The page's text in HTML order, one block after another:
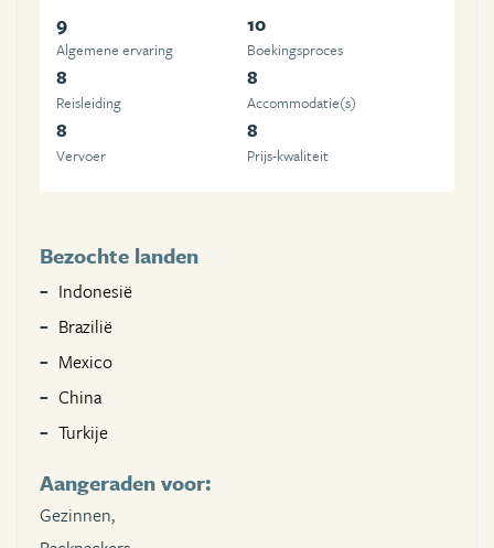
9
Algemene ervaring
10
Boekingsproces
8
Reisleiding
8
Accommodatie(s)
8
Vervoer
8
Prijs-kwaliteit
Bezochte landen
Indonesië
Brazilië
Mexico
China
Turkije
Aangeraden voor:
Gezinnen,